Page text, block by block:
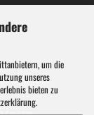
um die
unseres
bieten zu
.
für
Betriebe.